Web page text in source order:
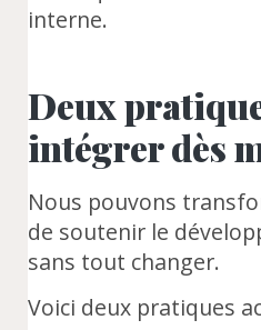
interne.
Deux
intégrer dès
Nous pouvons
de soutenir le
sans tout changer.
Voici deux pratiques